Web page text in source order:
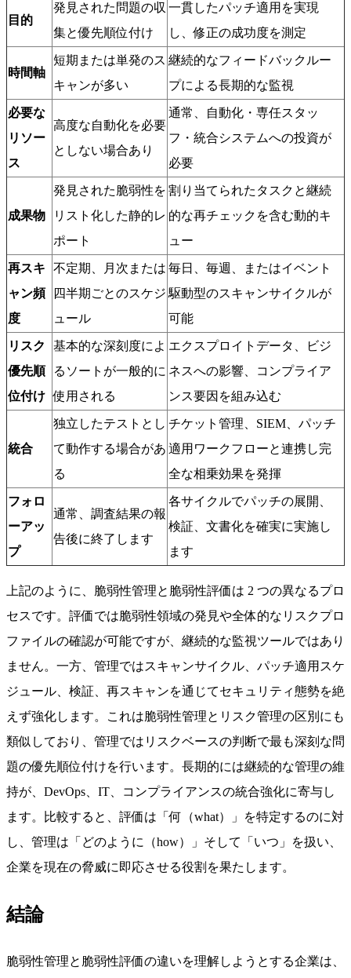
目的
発見された問題の収
集と優先順位付け
一貫したパッチ適用を実現
し、修正の成功度を測定
時間軸
短期または単発のス
キャンが多い
継続的なフィードバックルー
プによる長期的な監視
必要な
リソー
ス
高度な自動化を必要
としない場合あり
通常、自動化・専任スタッ
フ・統合システムへの投資が
必要
成果物
発見された脆弱性を
リスト化した静的レ
ポート
割り当てられたタスクと継続
的な再チェックを含む動的キ
ュー
再スキ
ャン頻
度
不定期、月次または
四半期ごとのスケジ
ュール
毎日、毎週、またはイベント
駆動型のスキャンサイクルが
可能
リスク
優先順
位付け
基本的な深刻度によ
るソートが一般的に
使用される
エクスプロイトデータ、ビジ
ネスへの影響、コンプライア
ンス要因を組み込む
統合
独立したテストとし
て動作する場合があ
る
チケット管理、SIEM、パッチ
適用ワークフローと連携し完
全な相乗効果を発揮
フォロ
ーアッ
プ
通常、調査結果の報
告後に終了します
各サイクルでパッチの展開、
検証、文書化を確実に実施し
ます
上記のように、脆弱性管理と脆弱性評価は 2 つの異なるプロ
セスです。評価では脆弱性領域の発見や全体的なリスクプロ
ファイルの確認が可能ですが、継続的な監視ツールではあり
ません。一方、管理ではスキャンサイクル、パッチ適用スケ
ジュール、検証、再スキャンを通じてセキュリティ態勢を絶
えず強化します。これは脆弱性管理とリスク管理の区別にも
類似しており、管理ではリスクベースの判断で最も深刻な問
題の優先順位付けを行います。長期的には継続的な管理の維
持が、DevOps、IT、コンプライアンスの統合強化に寄与し
ます。比較すると、評価は「何（what）」を特定するのに対
し、管理は「どのように（how）」そして「いつ」を扱い、
企業を現在の脅威に即応させる役割を果たします。
結論
脆弱性管理と脆弱性評価の違いを理解しようとする企業は、